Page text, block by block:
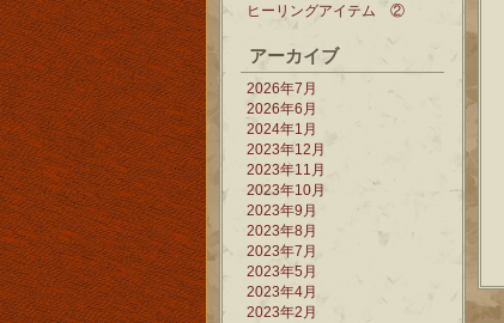
ヒーリングアイテム ②
アーカイブ
2026年7月
2026年6月
2024年1月
2023年12月
2023年11月
2023年10月
2023年9月
2023年8月
2023年7月
2023年5月
2023年4月
2023年2月